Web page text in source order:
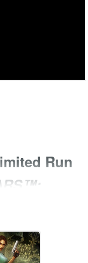
Run
to
X,